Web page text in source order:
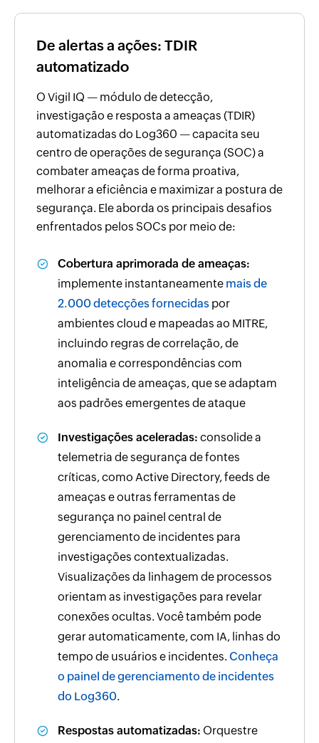
De alertas a ações: TDIR
automatizado
O Vigil IQ — módulo de detecção,
investigação e resposta a ameaças (TDIR)
automatizadas do Log360 — capacita seu
centro de operações de segurança (SOC) a
combater ameaças de forma proativa,
melhorar a eficiência e maximizar a postura de
segurança. Ele aborda os principais desafios
enfrentados pelos SOCs por meio de:
Cobertura aprimorada de ameaças:
implemente instantaneamente mais de
2.000 detecções fornecidas por
ambientes cloud e mapeadas ao MITRE,
incluindo regras de correlação, de
anomalia e correspondências com
inteligência de ameaças, que se adaptam
aos padrões emergentes de ataque
Investigações aceleradas: consolide a
telemetria de segurança de fontes
críticas, como Active Directory, feeds de
ameaças e outras ferramentas de
segurança no painel central de
gerenciamento de incidentes para
investigações contextualizadas.
Visualizações da linhagem de processos
orientam as investigações para revelar
conexões ocultas. Você também pode
gerar automaticamente, com IA, linhas do
tempo de usuários e incidentes. Conheça
o painel de gerenciamento de incidentes
do Log360.
Respostas automatizadas: Orquestre